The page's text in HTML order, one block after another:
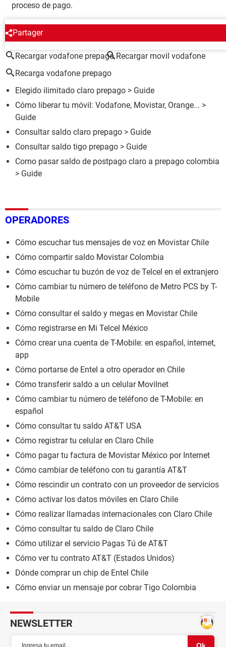
proceso de pago.
Partager
ALREDEDOR DEL MISMO TEMA
Recargar vodafone prepago Recargar movil vodafone
Recarga vodafone prepago
Elegido ilimitado claro prepago > Guide
Cómo liberar tu móvil: Vodafone, Movistar, Orange... >
Guide
Consultar saldo claro prepago > Guide
Consultar saldo tigo prepago > Guide
Como pasar saldo de postpago claro a prepago colombia
> Guide
OPERADORES
Cómo escuchar tus mensajes de voz en Movistar Chile
Cómo compartir saldo Movistar Colombia
Cómo escuchar tu buzón de voz de Telcel en el extranjero
Cómo cambiar tu número de teléfono de Metro PCS by T-
Mobile
Cómo consultar el saldo y megas en Movistar Chile
Cómo registrarse en Mi Telcel México
Cómo crear una cuenta de T-Mobile: en español, internet,
app
Cómo portarse de Entel a otro operador en Chile
Cómo transferir saldo a un celular Movilnet
Cómo cambiar tu número de teléfono de T-Mobile: en
español
Cómo consultar tu saldo AT&T USA
Cómo registrar tu celular en Claro Chile
Cómo pagar tu factura de Movistar México por Internet
Cómo cambiar de teléfono con tu garantía AT&T
Cómo rescindir un contrato con un proveedor de servicios
Cómo activar los datos móviles en Claro Chile
Cómo realizar llamadas internacionales con Claro Chile
Cómo consultar tu saldo de Claro Chile
Cómo utilizar el servicio Pagas Tú de AT&T
Cómo ver tu contrato AT&T (Estados Unidos)
Dónde comprar un chip de Entel Chile
Cómo enviar un mensaje por cobrar Tigo Colombia
NEWSLETTER